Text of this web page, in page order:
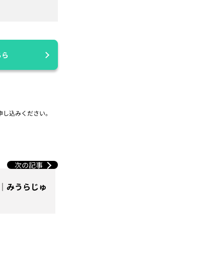
し込みください。
次の記事
みうらじゅ